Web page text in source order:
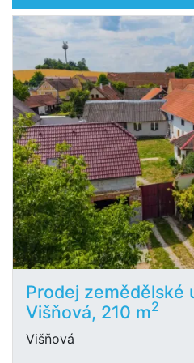
Prodej zemědělské
Višňová, 210 m2
Višňová